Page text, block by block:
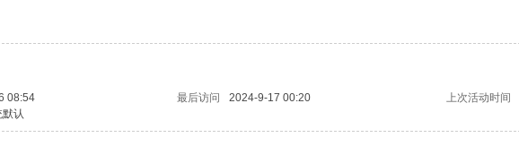
08:54 最后访问 2024-9-17 00:20 上次活动时间
认